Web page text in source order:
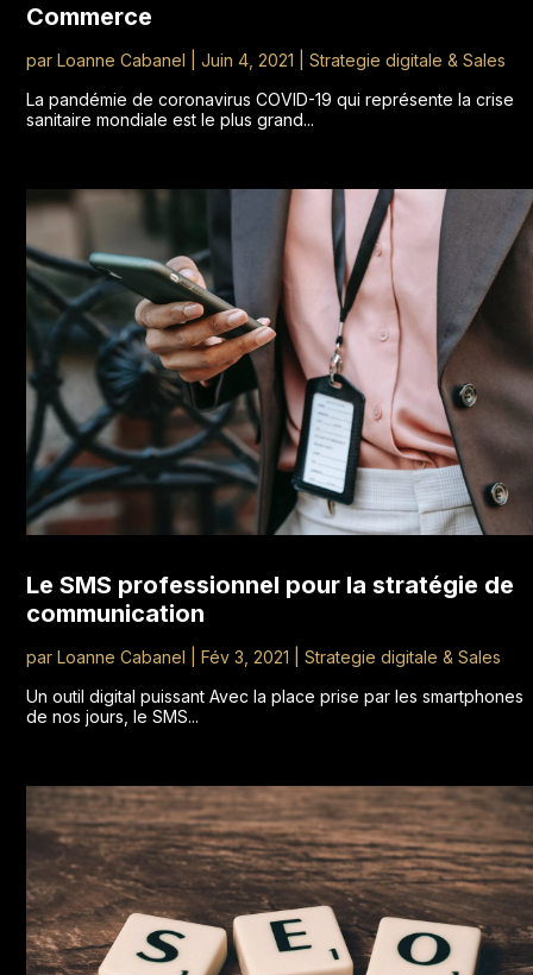
Commerce
parLoanne Cabanel |Juin 4, 2021 |Strategie digitale & Sales
La pandémie de coronavirus COVID-19 qui représente la crise
sanitaire mondiale est le plus grand...
Le SMS professionnel pour la stratégie de
communication
parLoanne Cabanel |Fév 3, 2021 |Strategie digitale & Sales
Un outil digital puissant Avec la place prise par les smartphones
de nos jours, le SMS...